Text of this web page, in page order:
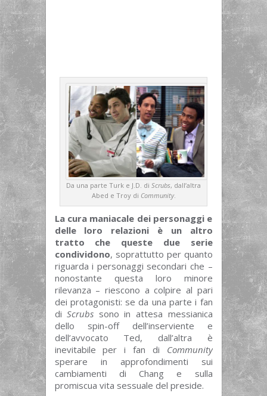
Da una parte Turk e J.D. di Scrubs, dall’altra
Abed e Troy di Community.
La cura maniacale dei personaggi e
delle loro relazioni è un altro
tratto che queste due serie
condividono, soprattutto per quanto
riguarda i personaggi secondari che –
nonostante questa loro minore
rilevanza – riescono a colpire al pari
dei protagonisti: se da una parte i fan
diScrubs sono in attesa messianica
dello spin-off dell’inserviente e
dell’avvocato Ted, dall’altra è
inevitabile per i fan di Community
sperare in approfondimenti sui
cambiamenti di Chang e sulla
promiscua vita sessuale del preside.